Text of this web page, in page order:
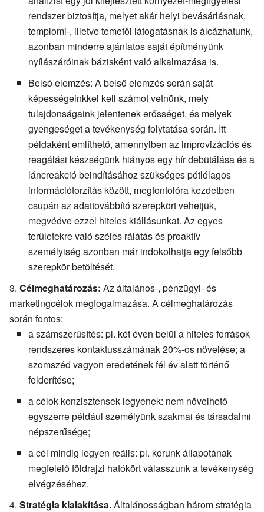
rendszer biztosítja, melyet akár helyi bevásárlásnak,
templomi-, illetve temetői látogatásnak is álcázhatunk,
azonban minderre ajánlatos saját építményünk
nyílászáróinak bázisként való alkalmazása is.
Belső elemzés: A belső elemzés során saját
képességeinkkel kell számot vetnünk, mely
tulajdonságaink jelentenek erősséget, és melyek
gyengeséget a tevékenység folytatása során. Itt
példaként említhető, amennyiben az improvizációs és
reagálási készségünk hiányos egy hír debütálása és a
láncreakció beindításához szükséges pótlólagos
információtorzítás között, megfontolóra kezdetben
csupán az adattovábbító szerepkört vehetjük,
megvédve ezzel hiteles kiállásunkat. Az egyes
területekre való széles rálátás és proaktív
személyiség azonban már indokolhatja egy felsőbb
szerepkör betöltését.
Célmeghatározás: Az általános-, pénzügyi- és
marketingcélok megfogalmazása. A célmeghatározás
során fontos:
a számszerűsítés: pl. két éven belül a hiteles források
rendszeres kontaktusszámának 20%-os növelése; a
szomszéd vagyon eredetének fél év alatt történő
felderítése;
a célok konzisztensek legyenek: nem növelhető
egyszerre például személyünk szakmai és társadalmi
népszerűsége;
a cél mindig legyen reális: pl. korunk állapotának
megfelelő földrajzi hatókört válasszunk a tevékenység
elvégzéséhez.
Stratégia kialakítása.Általánosságban három stratégia